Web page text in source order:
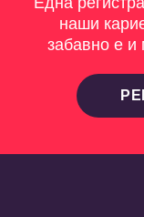
наши
забавно е